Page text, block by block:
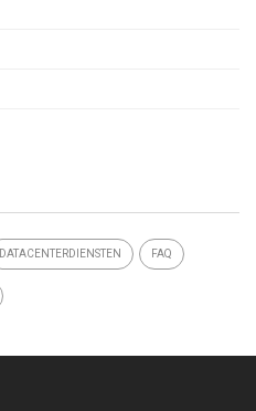
DATACENTERDIENSTEN FAQ